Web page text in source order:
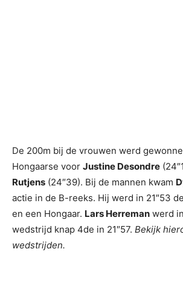
De 200m bij de vrouwen werd
Hongaarse voor Justine Desondre
Rutjens (24″39). Bij de mannen kwam
actie in de B-reeks. Hij werd in 21″53
en een Hongaar. Lars Herreman werd
wedstrijd knap 4de in 21″57. Bekijk
wedstrijden.